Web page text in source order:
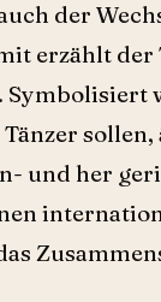
der
erzählt der
Symbolisiert
und her